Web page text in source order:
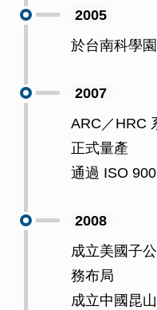
2005
於台南科學
2007
ARC／HRC
正式量產
通過 ISO
2008
成立美國子
務布局
成立中國昆